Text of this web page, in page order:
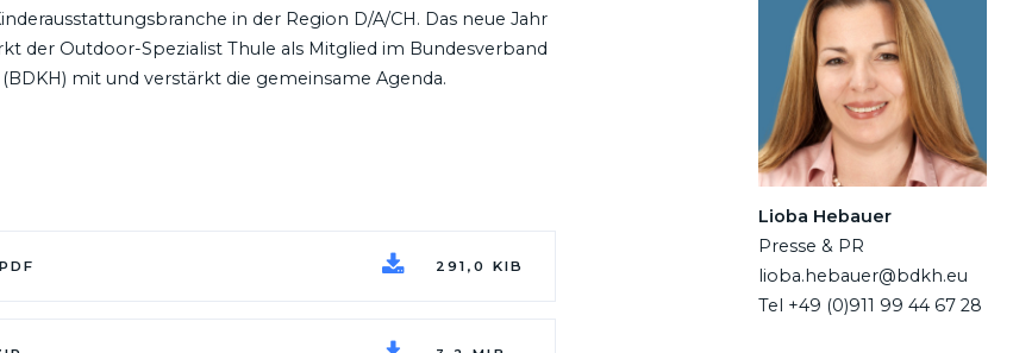
in der Region D/A/CH. Das neue Jahr
der Outdoor-Spezialist Thule als Mitglied im Bundesverband
mit und verstärkt die gemeinsame Agenda.
291,0 KIB
Lioba Hebauer
Presse & PR
lioba.hebauer@bdkh.eu
Tel +49 (0)911 99 44 67 28